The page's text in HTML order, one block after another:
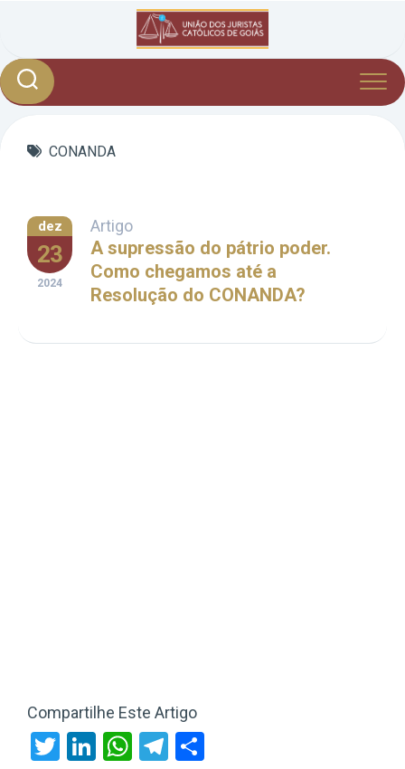
CONANDA
dez
23
2024
Artigo
A supressão do pátrio poder.
Como chegamos até a
Resolução do CONANDA?
Compartilhe Este Artigo
Twitter
LinkedIn
WhatsApp
Telegram